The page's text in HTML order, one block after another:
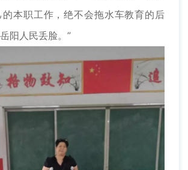
本职工作，绝不会拖水车教育的后
阳人民丢脸。”